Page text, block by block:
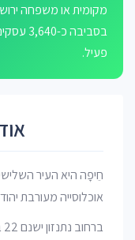
מקומית או משפחה
פעיל.
חֵיפָה היא העיר
אוכלוסייה מעורבת
ברחוב נתנזון ישנם 22 בתים עם 22 מיקודים שונים.